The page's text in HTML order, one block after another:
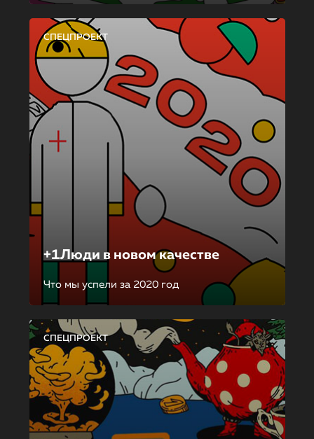
СПЕЦПРОЕКТ
+1Люди в новом качестве
Что мы успели за 2020 год
СПЕЦПРОЕКТ